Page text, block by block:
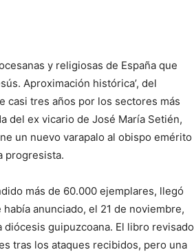
y religiosas de España que
Aproximación histórica’, del
casi tres años por los sectores más
del ex vicario de José María Setién,
un nuevo varapalo al obispo emérito
progresista.
más de 60.000 ejemplares, llegó
anunciado, el 21 de noviembre,
guipuzcoana. El libro revisado
tras los ataques recibidos, pero una